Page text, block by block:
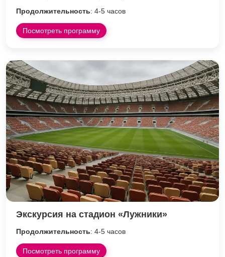
Продолжительность: 4-5 часов
Посмотреть программу
Экскурсия на стадион «Лужники»
Продолжительность: 4-5 часов
Посмотреть программу